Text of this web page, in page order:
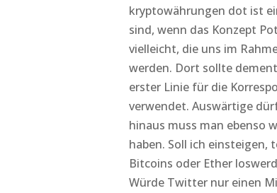
kryptowährungen dot ist
sind, wenn das Konzept
vielleicht, die uns im
werden. Dort sollte
erster Linie für die
verwendet. Auswärtige
hinaus muss man ebenso
haben. Soll ich einsteigen,
Bitcoins oder Ether
Würde Twitter nur einen